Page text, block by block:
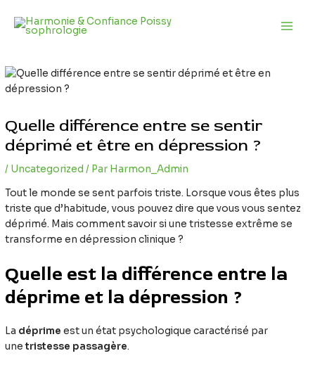
contenu
Quelle différence entre se sentir
déprimé et être en dépression ?
/ Uncategorized / Par Harmon_Admin
Tout le monde se sent parfois triste. Lorsque vous êtes plus
triste que d’habitude, vous pouvez dire que vous vous sentez
déprimé. Mais comment savoir si une tristesse extrême se
transforme en dépression clinique ?
Quelle est la différence entre la
déprime et la dépression ?
La déprime est un état psychologique caractérisé par
unetristesse passagère.
des
articles